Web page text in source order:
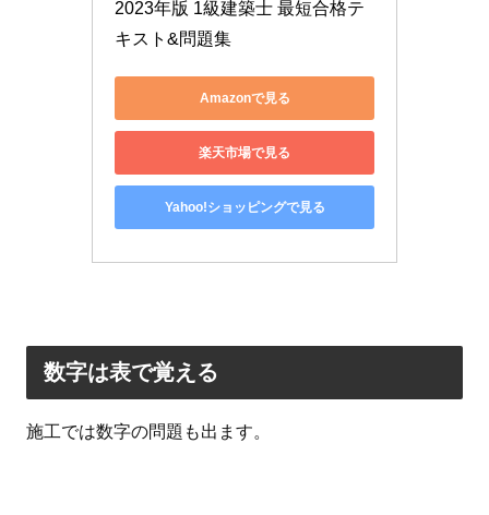
2023年版 1級建築士 最短合格テ
キスト&問題集
Amazonで見る
楽天市場で見る
Yahoo!ショッピングで見る
数字は表で覚える
施工では数字の問題も出ます。